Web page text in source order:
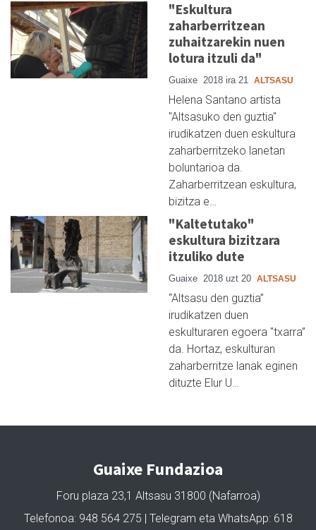
"Eskultura
zaharberritzean
zuhaitzarekin nuen
lotura itzuli da"
Guaixe 2018 ira 21 ALTSASU
Helena Santano artista
"Altsasuko den guztia"
irudikatzen duen eskultura
zaharberritzeko lanetan
boluntarioa da.
Zaharberritzean eskultura,
bizitza e…
"Kaltetutako"
eskultura bizitzara
itzuliko dute
Guaixe 2018 uzt 20 ALTSASU
“Altsasu den guztia”
irudikatzen duen
eskulturaren egoera "txarra”
da. Hortaz, eskulturan
zaharberritze lanak eginen
dituzte Elur U…
Guaixe Fundazioa
Foru plaza 23,1 Altsasu 31800 (Nafarroa)
Telefonoa: 948 564 275 | Telegram eta WhatsApp: 618